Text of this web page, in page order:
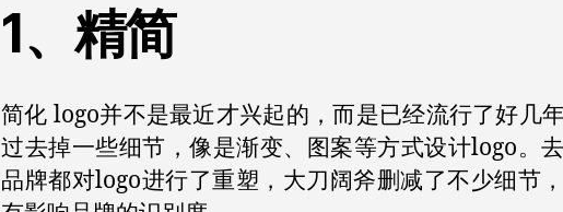
1、精简
简化 logo并不是最近才兴起的，而是已经流行了好几
过去掉一些细节，像是渐变、图案等方式设计logo。
品牌都对logo进行了重塑，大刀阔斧删减了不少细节